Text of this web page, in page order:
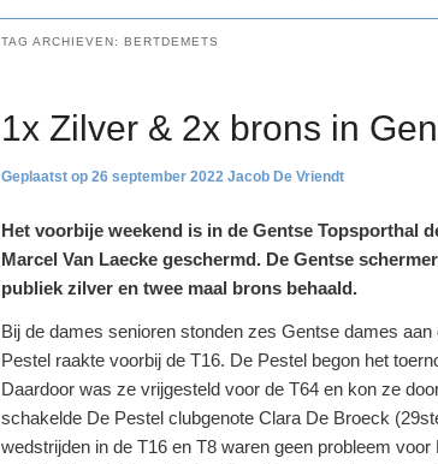
TAG ARCHIEVEN:BERTDEMETS
1x Zilver & 2x brons in
26 september 2022 Jacob De Vriendt
Het voorbije weekend is in de Gentse Topsporthal
Marcel Van Laecke geschermd. De Gentse
publiek zilver en twee maal brons behaald.
Bij de dames senioren stonden zes Gentse dames aan
Pestel raakte voorbij de T16. De Pestel begon het
Daardoor was ze vrijgesteld voor de T64 en kon ze
schakelde De Pestel clubgenote Clara De Broeck
wedstrijden in de T16 en T8 waren geen probleem